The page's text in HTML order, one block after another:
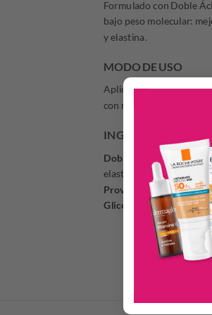
Formulado con Doble
bajo peso molecular:
y elastina.
MODO DE USO
Aplicar una pequeña
con movimientos suaves
INGREDIENTES
Doble Ácido
elasticidad, mejora la
Provitamina B5:
Glicerina:
ayuda a